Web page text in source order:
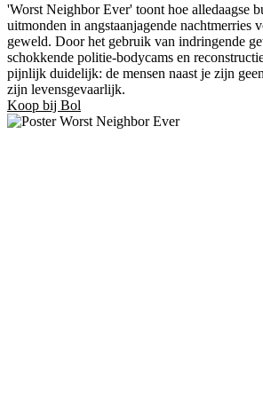
'Worst Neighbor Ever' toont hoe alledaagse
uitmonden in angstaanjagende nachtmerries
geweld. Door het gebruik van indringende
schokkende politie-bodycams en
pijnlijk duidelijk: de mensen naast je zijn
zijn levensgevaarlijk.
Koop bij Bol